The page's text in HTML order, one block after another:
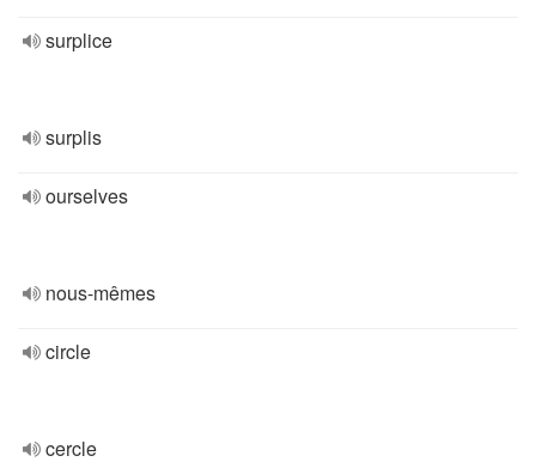
surplice
surplis
ourselves
nous-mêmes
circle
cercle